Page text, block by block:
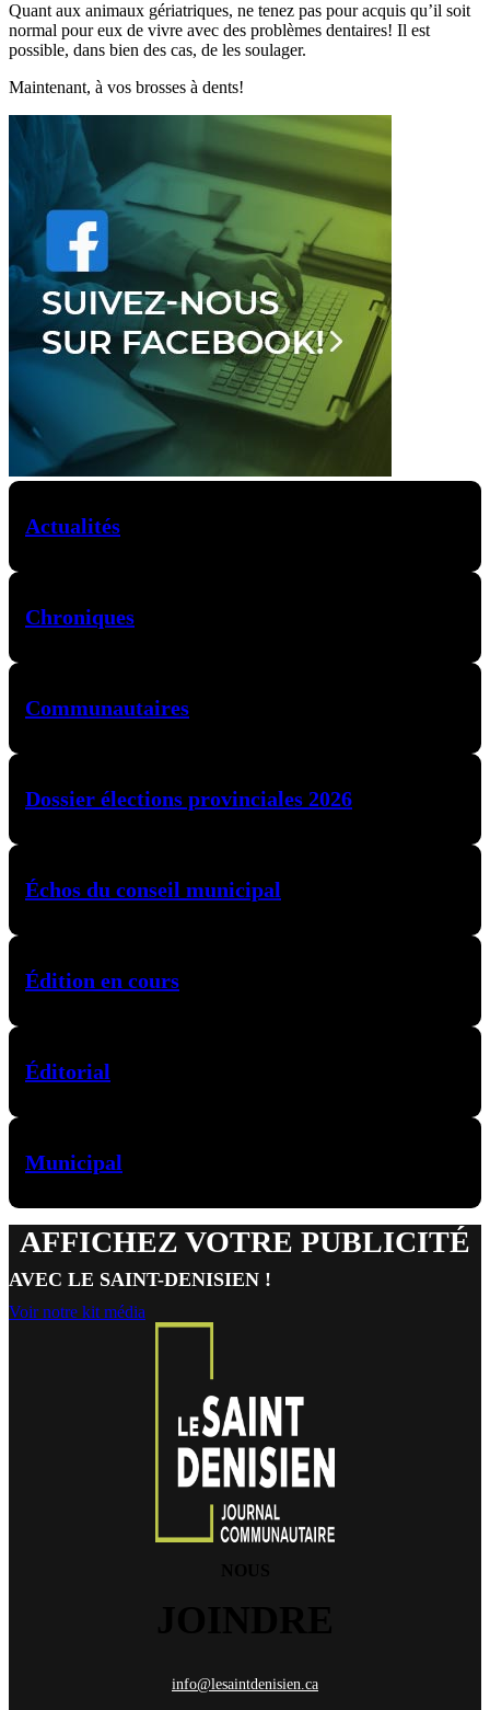
Quant aux animaux gériatriques, ne tenez pas pour acquis qu’il soit
normal pour eux de vivre avec des problèmes dentaires! Il est
possible, dans bien des cas, de les soulager.
Maintenant, à vos brosses à dents!
Actualités
Chroniques
Communautaires
Dossier élections provinciales 2026
Échos du conseil municipal
Édition en cours
Éditorial
Municipal
AFFICHEZ VOTRE PUBLICITÉ
AVEC LE SAINT-DENISIEN !
Voir notre kit média
info@lesaintdenisien.ca